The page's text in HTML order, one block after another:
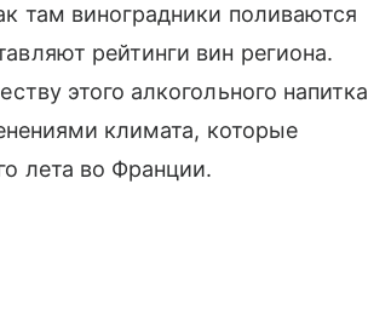
там виноградники поливаются
рейтинги вин региона.
этого алкогольного напитка
климата, которые
лета во Франции.